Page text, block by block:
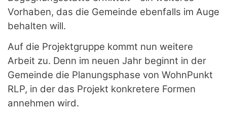
Vorhaben, das die Gemeinde ebenfalls im Auge
behalten will.
Auf die Projektgruppe kommt nun weitere
Arbeit zu. Denn im neuen Jahr beginnt in der
Gemeinde die Planungsphase von WohnPunkt
RLP, in der das Projekt konkretere Formen
annehmen wird.